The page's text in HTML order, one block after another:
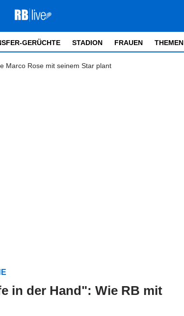
GERÜCHTE STADION FRAUEN THEMEN
Marco Rose mit seinem Star plant
in der Hand": Wie RB mit